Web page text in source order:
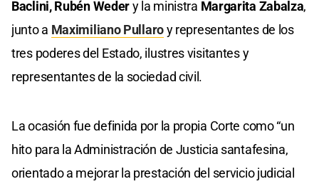
Baclini, Rubén Wedery la ministra Margarita Zabalza,
junto a Maximiliano Pullaroy representantes de los
tres poderes del Estado, ilustres visitantes y
representantes de la sociedad civil.
La ocasión fue definida por la propia Corte como “un
hito para la Administración de Justicia santafesina,
orientado a mejorar la prestación del servicio judicial